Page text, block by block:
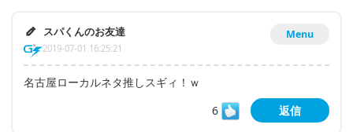
Menu
スパくんのお友達
2019-07-01 16:25:21
名古屋ローカルネタ推しスギィ！ｗ
6
返信